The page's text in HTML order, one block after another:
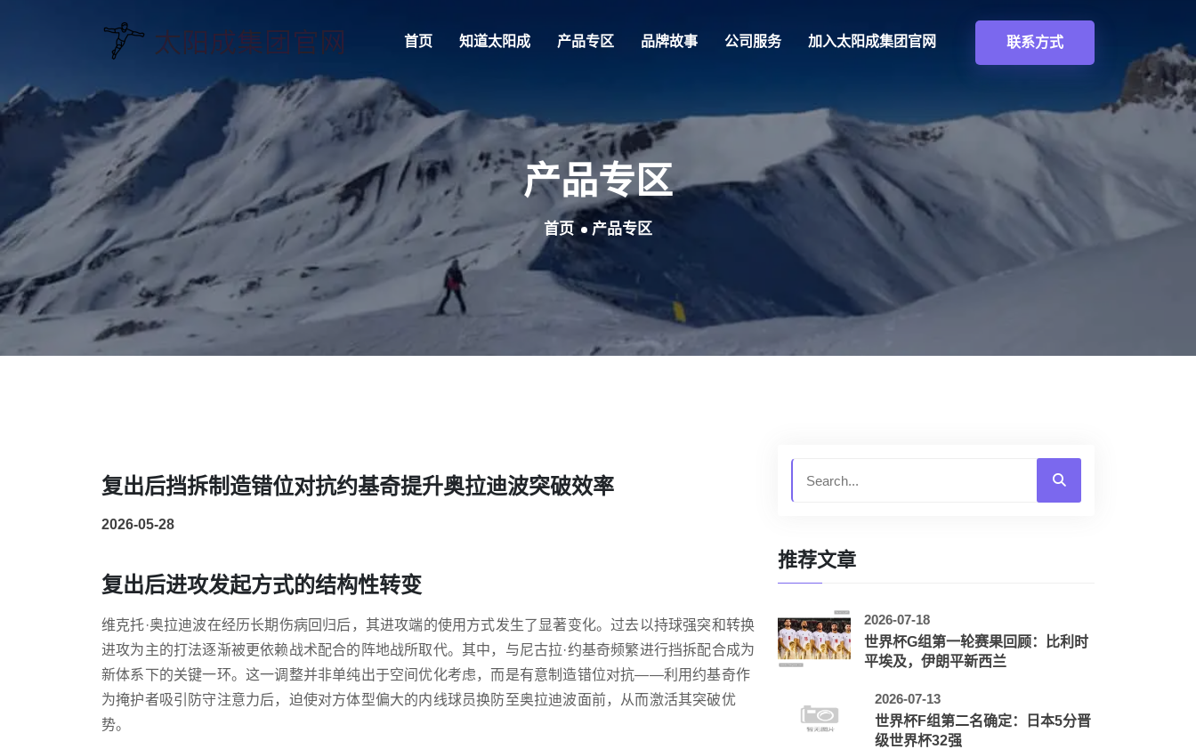
首页 知道太阳成 产品专区 品牌故事 公司服务 加入太阳成集团官网 联系方式
产品专区
首页 产品专区
复出后挡拆制造错位对抗约基奇提升奥拉迪波突破效率
2026-05-28
复出后进攻发起方式的结构性转变
维克托·奥拉迪波在经历长期伤病回归后，其进攻端的使用方式发生了显著变化。过去以持球强突和转换
进攻为主的打法逐渐被更依赖战术配合的阵地战所取代。其中，与尼古拉·约基奇频繁进行挡拆配合成为
新体系下的关键一环。这一调整并非单纯出于空间优化考虑，而是有意制造错位对抗——利用约基奇作
为掩护者吸引防守注意力后，迫使对方体型偏大的内线球员换防至奥拉迪波面前，从而激活其突破优
势。
推荐文章
2026-07-18
世界杯G组第一轮赛果回顾：比利时
平埃及，伊朗平新西兰
2026-07-13
世界杯F组第二名确定：日本5分晋
级世界杯32强